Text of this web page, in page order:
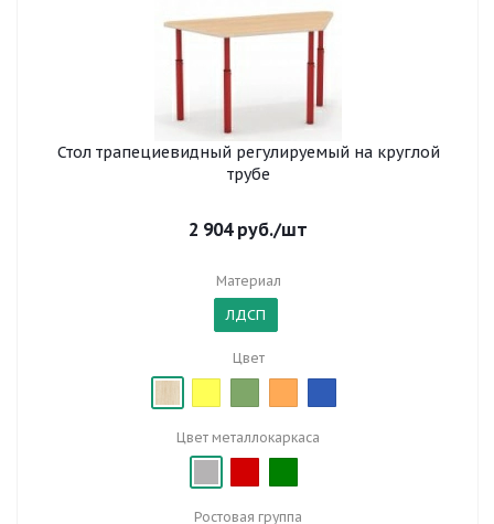
Стол трапециевидный регулируемый на круглой
трубе
2 904руб./шт
Материал
ЛДСП
Цвет
Цвет металлокаркаса
Ростовая группа